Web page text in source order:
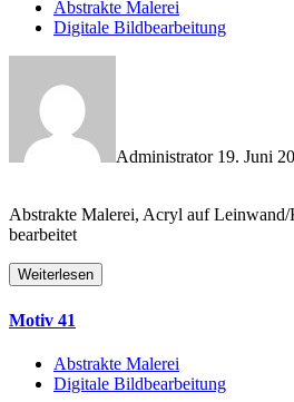
Abstrakte Malerei
Digitale Bildbearbeitung
Administrator 19. Juni
Abstrakte Malerei, Acryl auf
bearbeitet
Weiterlesen
Motiv 41
Abstrakte Malerei
Digitale Bildbearbeitung